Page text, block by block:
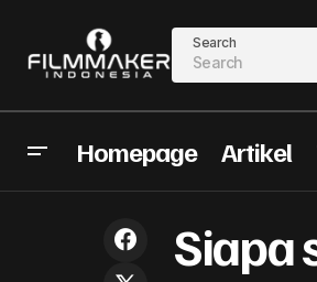
Search
Homepage Artikel
7 Sutradara Perempuan Indonesia
Siapa